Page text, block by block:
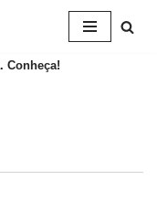
Conheça!